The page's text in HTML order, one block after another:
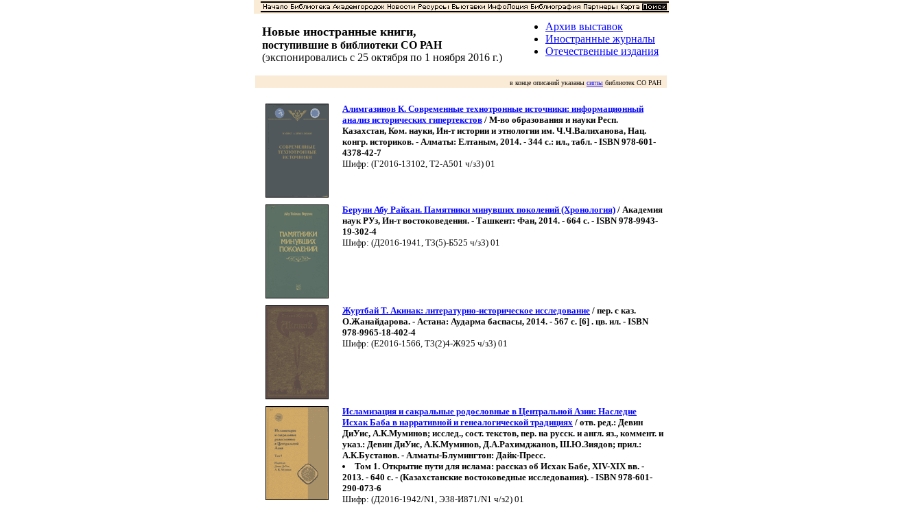
Новые иностранные книги,
поступившие в библиотеки СО РАН
(экспонировались с 25 октября по 1 ноября 2016 г.)
Архив выставок
Иностранные журналы
Отечественные издания
в конце описаний указаны сиглы библиотек СО РАН
Алимгазинов К. Современные технотронные источники: информационный
анализ исторических гипертекстов / М-во образования и науки Респ.
Казахстан, Ком. науки, Ин-т истории и этнологии им. Ч.Ч.Валиханова, Нац.
конгр. историков. - Алматы: Елтаным, 2014. - 344 с.: ил., табл. - ISBN 978-601-
4378-42-7
Шифр: (Г2016-13102, Т2-А501 ч/з3) 01
Беруни Абу Райхан. Памятники минувших поколений (Хронология) / Академия
наук РУз, Ин-т востоковедения. - Ташкент: Фан, 2014. - 664 с. - ISBN 978-9943-
19-302-4
Шифр: (Д2016-1941, Т3(5)-Б525 ч/з3) 01
Журтбай Т. Акинак: литературно-историческое исследование / пер. с каз.
О.Жанайдарова. - Астана: Аударма баспасы, 2014. - 567 с. [6] . цв. ил. - ISBN
978-9965-18-402-4
Шифр: (Е2016-1566, Т3(2)4-Ж925 ч/з3) 01
Исламизация и сакральные родословные в Центральной Азии: Наследие
Исхак Баба в нарративной и генеалогической традициях / отв. ред.: Девин
ДиУис, А.К.Муминов; исслед., сост. текстов, пер. на русск. и англ. яз., коммент. и
указ.: Девин ДиУис, А.К.Муминов, Д.А.Рахимджанов, Ш.Ю.Зиядов; прил.:
А.К.Бустанов. - Алматы-Блумингтон: Дайк-Пресс.
Том 1. Открытие пути для ислама: рассказ об Исхак Бабе, XIV-XIX вв. -
2013. - 640 с. - (Казахстанские востоковедные исследования). - ISBN 978-601-
290-073-6
Шифр: (Д2016-1942/N1, Э38-И871/N1 ч/з2) 01